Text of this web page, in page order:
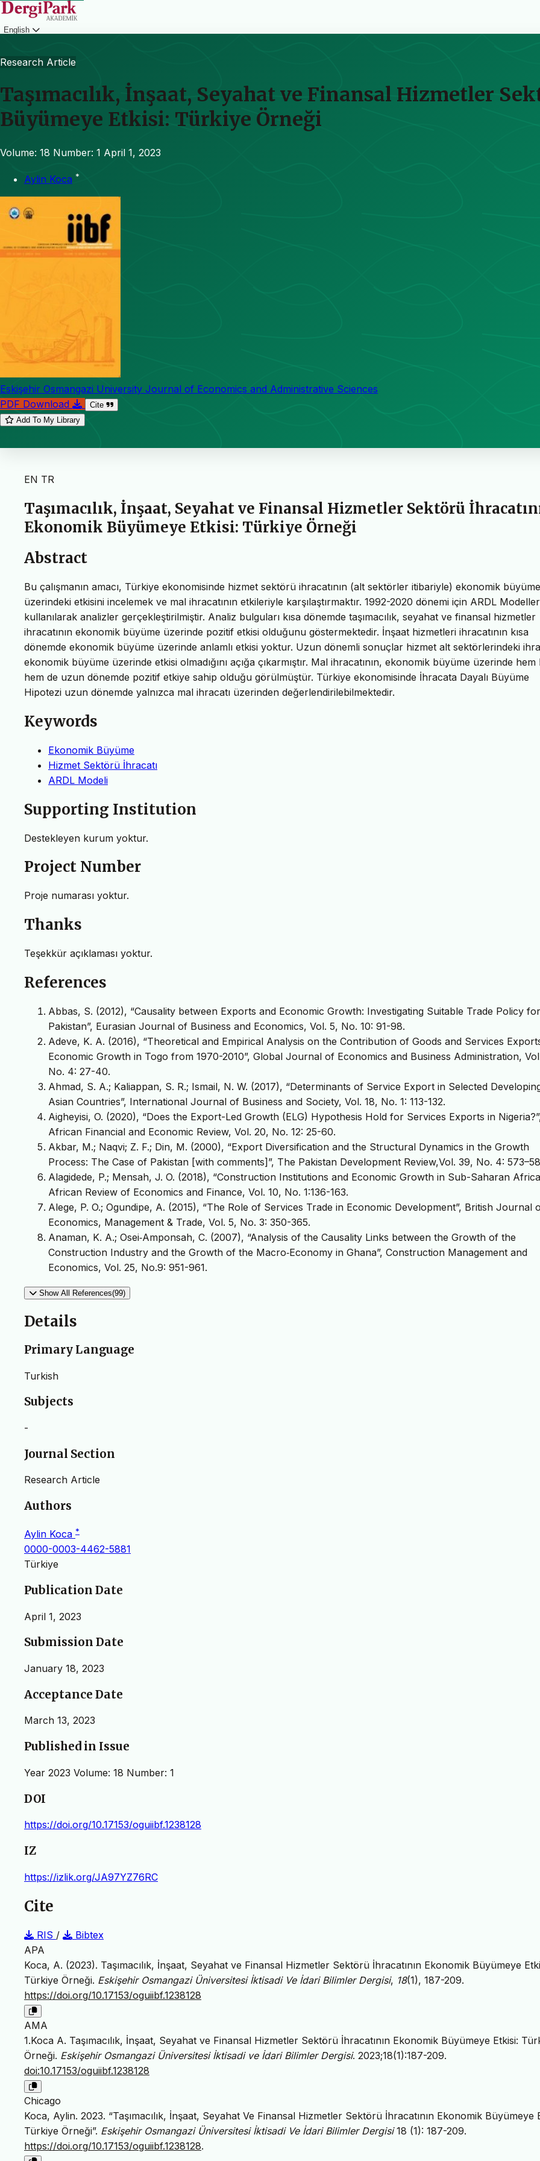
English
Research Article
Taşımacılık, İnşaat, Seyahat ve Finansal Hizmetler
Büyümeye Etkisi: Türkiye Örneği
Volume: 18 Number: 1 April 1, 2023
Aylin Koca *
Eskişehir Osmangazi University Journal of Economics and Administrative Sciences
PDF Download
Cite
Add To My Library
EN TR
Taşımacılık, İnşaat, Seyahat ve Finansal Hizmetler Sektörü
Ekonomik Büyümeye Etkisi: Türkiye Örneği
Abstract
Bu çalışmanın amacı, Türkiye ekonomisinde hizmet sektörü ihracatının (alt sektörler itibariyle) ekonomik büyüme
üzerindeki etkisini incelemek ve mal ihracatının etkileriyle karşılaştırmaktır. 1992-2020 dönemi için ARDL
kullanılarak analizler gerçekleştirilmiştir. Analiz bulguları kısa dönemde taşımacılık, seyahat ve finansal hizmetler
ihracatının ekonomik büyüme üzerinde pozitif etkisi olduğunu göstermektedir. İnşaat hizmetleri ihracatının kısa
dönemde ekonomik büyüme üzerinde anlamlı etkisi yoktur. Uzun dönemli sonuçlar hizmet alt sektörlerindeki
ekonomik büyüme üzerinde etkisi olmadığını açığa çıkarmıştır. Mal ihracatının, ekonomik büyüme üzerinde hem
hem de uzun dönemde pozitif etkiye sahip olduğu görülmüştür. Türkiye ekonomisinde İhracata Dayalı Büyüme
Hipotezi uzun dönemde yalnızca mal ihracatı üzerinden değerlendirilebilmektedir.
Keywords
Ekonomik Büyüme
Hizmet Sektörü İhracatı
ARDL Modeli
Supporting Institution
Destekleyen kurum yoktur.
Project Number
Proje numarası yoktur.
Thanks
Teşekkür açıklaması yoktur.
References
Abbas, S. (2012), “Causality between Exports and Economic Growth: Investigating Suitable Trade Policy for
Pakistan”, Eurasian Journal of Business and Economics, Vol. 5, No. 10: 91-98.
Adeve, K. A. (2016), “Theoretical and Empirical Analysis on the Contribution of Goods and Services
Economic Growth in Togo from 1970-2010”, Global Journal of Economics and Business Administration,
No. 4: 27-40.
Ahmad, S. A.; Kaliappan, S. R.; Ismail, N. W. (2017), “Determinants of Service Export in Selected
Asian Countries”, International Journal of Business and Society, Vol. 18, No. 1: 113-132.
Aigheyisi, O. (2020), “Does the Export-Led Growth (ELG) Hypothesis Hold for Services Exports in
African Financial and Economic Review, Vol. 20, No. 12: 25-60.
Akbar, M.; Naqvi; Z. F.; Din, M. (2000), “Export Diversification and the Structural Dynamics in the Growth
Process: The Case of Pakistan [with comments]”, The Pakistan Development Review,Vol. 39, No. 4:
Alagidede, P.; Mensah, J. O. (2018), “Construction Institutions and Economic Growth in Sub-Saharan
African Review of Economics and Finance, Vol. 10, No. 1:136-163.
Alege, P. O.; Ogundipe, A. (2015), “The Role of Services Trade in Economic Development”, British Journal
Economics, Management & Trade, Vol. 5, No. 3: 350-365.
Anaman, K. A.; Osei‐Amponsah, C. (2007), “Analysis of the Causality Links between the Growth of the
Construction Industry and the Growth of the Macro‐Economy in Ghana”, Construction Management and
Economics, Vol. 25, No.9: 951-961.
Show All References(99)
Details
Primary Language
Turkish
Subjects
-
Journal Section
Research Article
Authors
Aylin Koca *
0000-0003-4462-5881
Türkiye
Publication Date
April 1, 2023
Submission Date
January 18, 2023
Acceptance Date
March 13, 2023
Published in Issue
Year 2023 Volume: 18 Number: 1
DOI
https://doi.org/10.17153/oguiibf.1238128
IZ
https://izlik.org/JA97YZ76RC
Cite
RIS /
Bibtex
APA
Koca, A. (2023). Taşımacılık, İnşaat, Seyahat ve Finansal Hizmetler Sektörü İhracatının Ekonomik Büyümeye
Türkiye Örneği. Eskişehir Osmangazi Üniversitesi İktisadi Ve İdari Bilimler Dergisi, 18(1), 187-209.
https://doi.org/10.17153/oguiibf.1238128
AMA
1.Koca A. Taşımacılık, İnşaat, Seyahat ve Finansal Hizmetler Sektörü İhracatının Ekonomik Büyümeye Etkisi:
Örneği. Eskişehir Osmangazi Üniversitesi İktisadi ve İdari Bilimler Dergisi. 2023;18(1):187-209.
doi:10.17153/oguiibf.1238128
Chicago
Koca, Aylin. 2023. “Taşımacılık, İnşaat, Seyahat Ve Finansal Hizmetler Sektörü İhracatının Ekonomik Büyümeye
Türkiye Örneği”. Eskişehir Osmangazi Üniversitesi İktisadi Ve İdari Bilimler Dergisi18 (1): 187-209.
https://doi.org/10.17153/oguiibf.1238128.